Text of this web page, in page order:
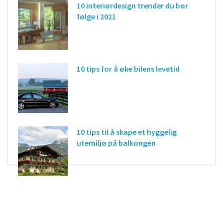
10 interiørdesign trender du bør
følge i 2021
10 tips for å øke bilens levetid
10 tips til å skape et hyggelig
utemiljø på balkongen